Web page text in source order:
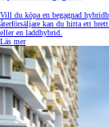
Vill du köpa en begagnad
återförsäljare kan du hitta ett
eller en laddhybrid.
Läs mer